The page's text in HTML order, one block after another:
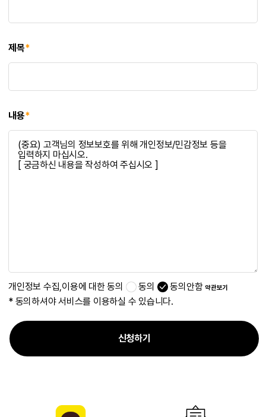
제목*
내용*
개인정보 수집,이용에 대한 동의 동의 동의안함 약관보기
* 동의하셔야 서비스를 이용하실 수 있습니다.
신청하기